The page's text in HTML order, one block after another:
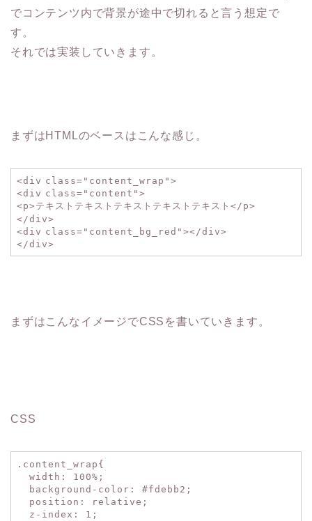
でコンテンツ内で背景が途中で切れると言う想定で
す。
それでは実装していきます。
まずはHTMLのベースはこんな感じ。
<div class= "content_wrap" >
<div class= "content" >
<p>テキストテキストテキストテキストテキスト</ p>
</div>
<div class= "content_bg_red" ></div>
</div>
まずはこんなイメージでCSSを書いていきます。
CSS
.content_wrap{
width : 100% ;
background-color : #fdebb2 ;
position : relative ;
z-index : 1 ;